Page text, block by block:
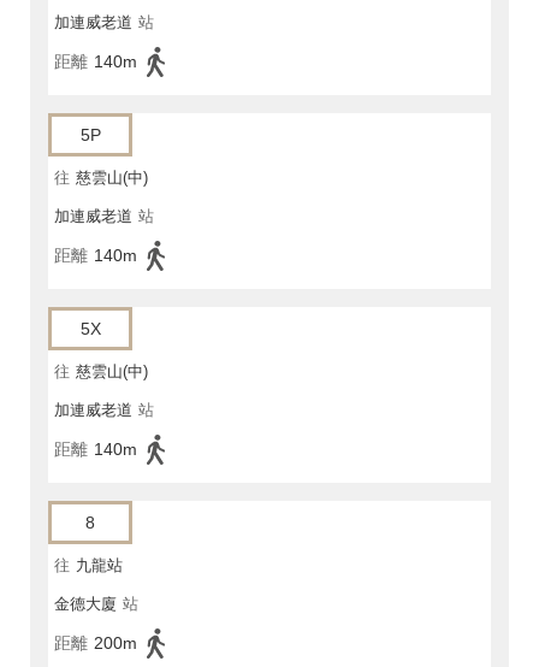
加連威老道 站
距離 140m
5P
往 慈雲山(中)
加連威老道 站
距離 140m
5X
往 慈雲山(中)
加連威老道 站
距離 140m
8
往 九龍站
金德大廈 站
距離 200m